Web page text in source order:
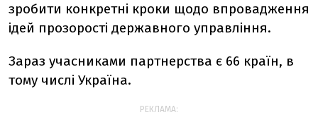
зробити конкретні кроки щодо впровадження
ідей прозорості державного управління.
Зараз учасниками партнерства є 66 країн, в
тому числі Україна.
РЕКЛАМА: